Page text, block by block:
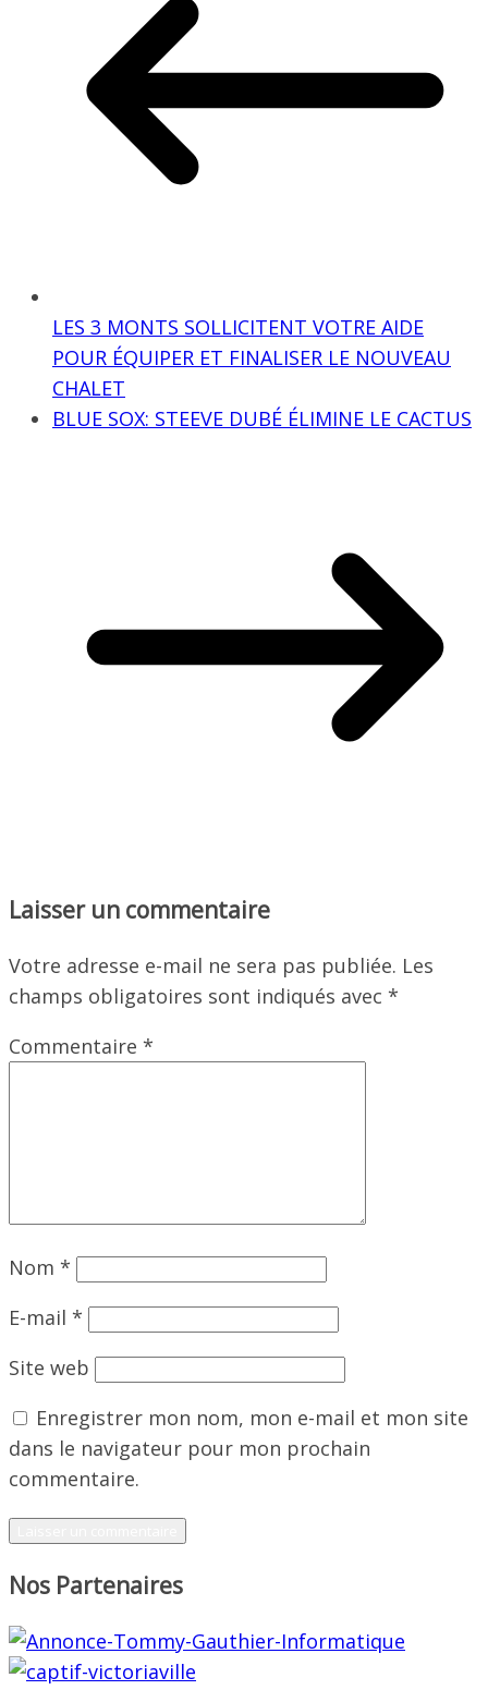
LES 3 MONTS SOLLICITENT VOTRE AIDE
POUR ÉQUIPER ET FINALISER LE NOUVEAU
CHALET
BLUE SOX: STEEVE DUBÉ ÉLIMINE LE CACTUS
Laisser un commentaire
Votre adresse e-mail ne sera pas publiée. Les
champs obligatoires sont indiqués avec *
Commentaire *
Nom *
E-mail *
Site web
Enregistrer mon nom, mon e-mail et mon site
dans le navigateur pour mon prochain
commentaire.
Nos Partenaires